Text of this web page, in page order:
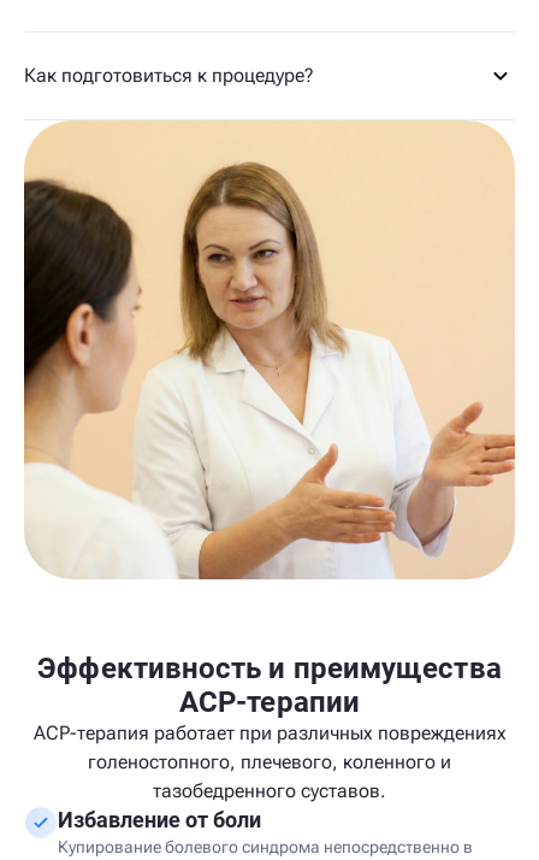
Как подготовиться к процедуре?
Эффективность и преимущества
ACP-терапии
ACP-терапия работает при различных повреждениях
голеностопного, плечевого, коленного и
тазобедренного суставов.
Избавление от боли
Купирование болевого синдрома непосредственно в